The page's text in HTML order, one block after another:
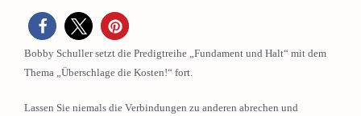
Bobby Schuller setzt die Predigtreihe „Fundament und Halt“ mit dem
Thema „Überschlage die Kosten!“ fort.
Lassen Sie niemals die Verbindungen zu anderen abrechen und